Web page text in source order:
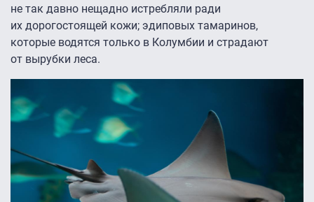
не так давно нещадно истребляли ради
их дорогостоящей кожи; эдиповых тамаринов,
которые водятся только в Колумбии и страдают
от вырубки леса.